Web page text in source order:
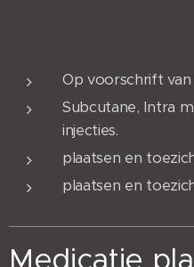
Op voorschrift van
Subcutane, Intra
injecties.
plaatsen en
plaatsen en
Medicatie